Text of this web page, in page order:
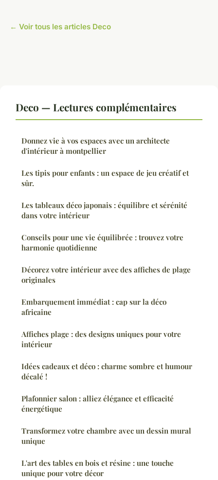
← Voir tous les articles Deco
Deco — Lectures complémentaires
Donnez vie à vos espaces avec un architecte
d'intérieur à montpellier
Les tipis pour enfants : un espace de jeu créatif et
sûr.
Les tableaux déco japonais : équilibre et sérénité
dans votre intérieur
Conseils pour une vie équilibrée : trouvez votre
harmonie quotidienne
Décorez votre intérieur avec des affiches de plage
originales
Embarquement immédiat : cap sur la déco
africaine
Affiches plage : des designs uniques pour votre
intérieur
Idées cadeaux et déco : charme sombre et humour
décalé !
Plafonnier salon : alliez élégance et efficacité
énergétique
Transformez votre chambre avec un dessin mural
unique
L'art des tables en bois et résine : une touche
unique pour votre décor